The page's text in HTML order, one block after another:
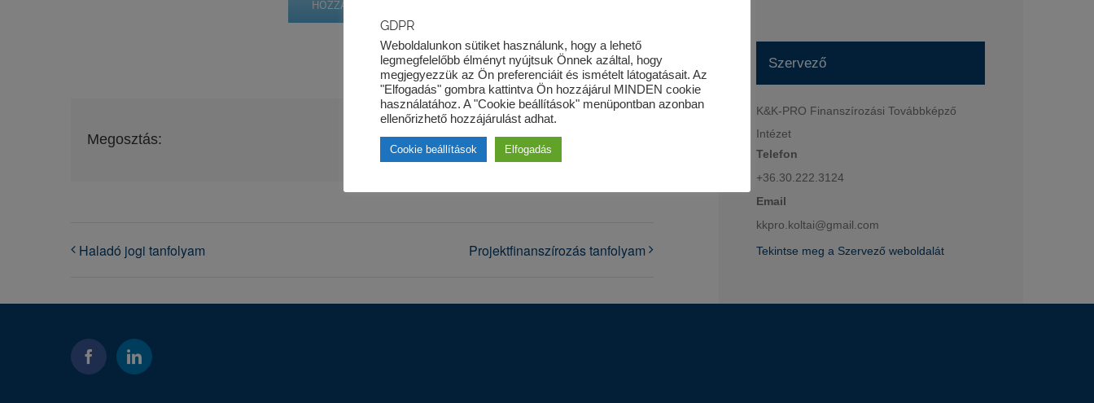
HOZZÁADOM A NAPTÁRAMHOZ
Megosztás: Facebook
X
Haladó jogi tanfolyam Projektfinanszírozás tanfolyam
Szervező
K&K-PRO Finanszírozási Továbbképző
Intézet
Telefon
+36.30.222.3124
Email
kkpro.koltai@gmail.com
Tekintse meg a Szervező weboldalát
GDPR
Weboldalunkon sütiket használunk, hogy a lehető
legmegfelelőbb élményt nyújtsuk Önnek azáltal, hogy
megjegyezzük az Ön preferenciáit és ismételt látogatásait. Az
"Elfogadás" gombra kattintva Ön hozzájárul MINDEN cookie
használatához. A "Cookie beállítások" menüpontban azonban
ellenőrizhető hozzájárulást adhat.
Cookie beállítások Elfogadás